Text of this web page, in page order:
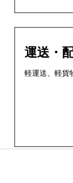
運送・
軽運送、軽貨